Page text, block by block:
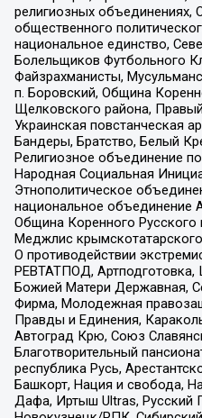
религиозных объединениях,
общественного
национальное единство,
Болельщиков Футбольного
Файзрахманисты,
п. Боровский, Община
Щелковского района,
Украинская повстанческая
Бандеры, Братство, Белый
Религиозное объединение
Народная Социальная
Этнополитическое
национальное объединение
Община Коренного Русского
Меджлис
О противодействии
РЕВТАТПОД, Артподготовка,
Божией Матери Державная,
Фирма, Молодежная
Правды и Единения,
Автоград Крю, Союз
Благотворительный
республика Русь,
Башкорт, Нация и свобода,
Дафа, Иртыш Ultras, Русский